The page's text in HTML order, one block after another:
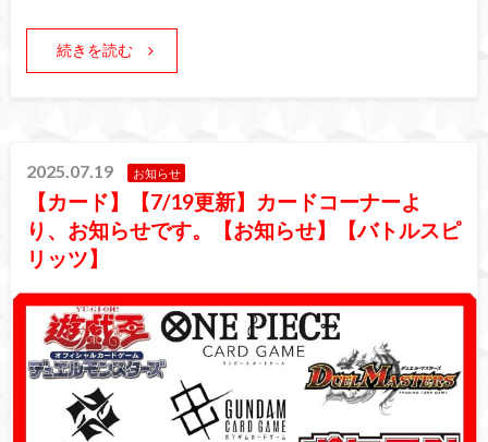
続きを読む
2025.07.19 お知らせ
【カード】【7/19更新】カードコーナーよ
り、お知らせです。【お知らせ】【バトルスピ
リッツ】